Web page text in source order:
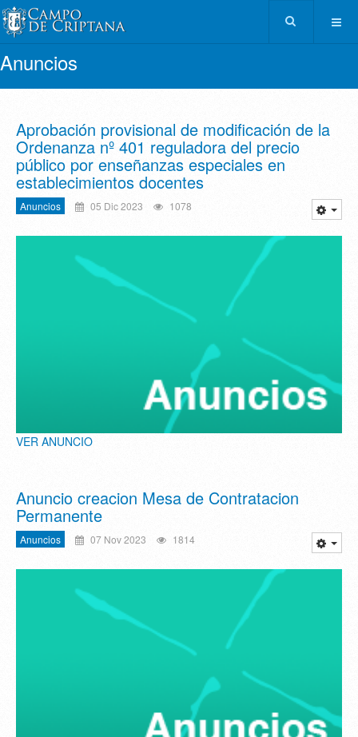
Anuncios
Aprobación provisional de modificación de la
Ordenanza nº 401 reguladora del precio
público por enseñanzas especiales en
establecimientos docentes
Anuncios 05 Dic 2023 1078
VER ANUNCIO
Anuncio creacion Mesa de Contratacion
Permanente
Anuncios 07 Nov 2023 1814